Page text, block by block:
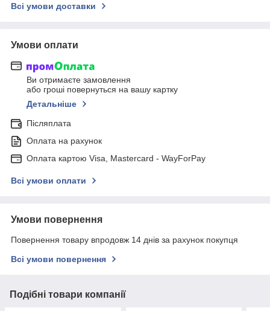
Всі умови доставки
Умови оплати
Ви отримаєте замовлення
або гроші повернуться на вашу картку
Детальніше
Післяплата
Оплата на рахунок
Оплата картою Visa, Mastercard - WayForPay
Всі умови оплати
Умови повернення
Повернення товару впродовж 14 днів за рахунок покупця
Всі умови повернення
Подібні товари компанії